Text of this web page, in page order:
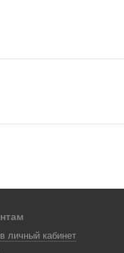
личный кабинет